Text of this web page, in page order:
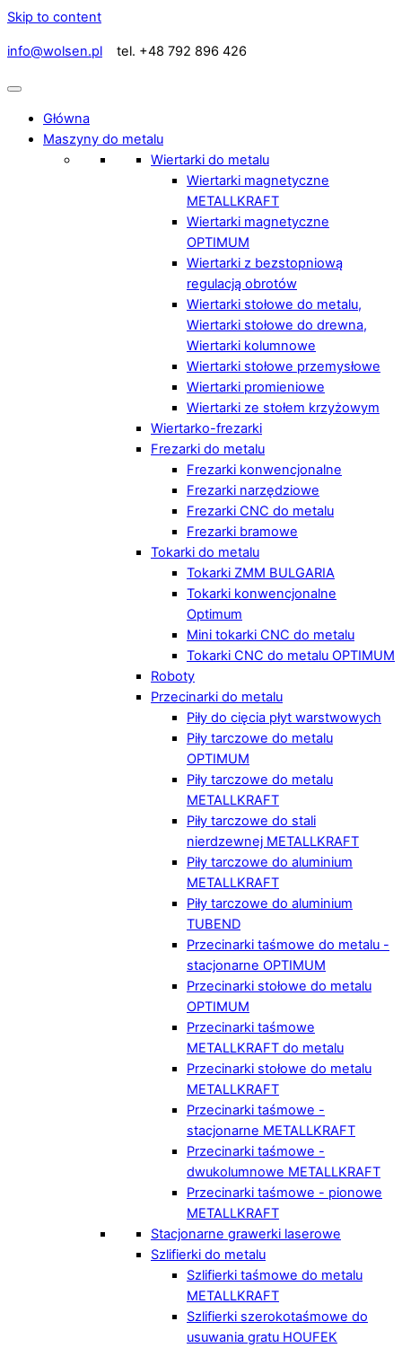
Skip to content
info@wolsen.pl tel. +48 792 896 426
Główna
Maszyny do metalu
Wiertarki do metalu
Wiertarki magnetyczne
METALLKRAFT
Wiertarki magnetyczne
OPTIMUM
Wiertarki z bezstopniową
regulacją obrotów
Wiertarki stołowe do metalu,
Wiertarki stołowe do drewna,
Wiertarki kolumnowe
Wiertarki stołowe przemysłowe
Wiertarki promieniowe
Wiertarki ze stołem krzyżowym
Wiertarko-frezarki
Frezarki do metalu
Frezarki konwencjonalne
Frezarki narzędziowe
Frezarki CNC do metalu
Frezarki bramowe
Tokarki do metalu
Tokarki ZMM BULGARIA
Tokarki konwencjonalne
Optimum
Mini tokarki CNC do metalu
Tokarki CNC do metalu OPTIMUM
Roboty
Przecinarki do metalu
Piły do cięcia płyt warstwowych
Piły tarczowe do metalu
OPTIMUM
Piły tarczowe do metalu
METALLKRAFT
Piły tarczowe do stali
nierdzewnej METALLKRAFT
Piły tarczowe do aluminium
METALLKRAFT
Piły tarczowe do aluminium
TUBEND
Przecinarki taśmowe do metalu -
stacjonarne OPTIMUM
Przecinarki stołowe do metalu
OPTIMUM
Przecinarki taśmowe
METALLKRAFT do metalu
Przecinarki stołowe do metalu
METALLKRAFT
Przecinarki taśmowe -
stacjonarne METALLKRAFT
Przecinarki taśmowe -
dwukolumnowe METALLKRAFT
Przecinarki taśmowe - pionowe
METALLKRAFT
Stacjonarne grawerki laserowe
Szlifierki do metalu
Szlifierki taśmowe do metalu
METALLKRAFT
Szlifierki szerokotaśmowe do
usuwania gratu HOUFEK